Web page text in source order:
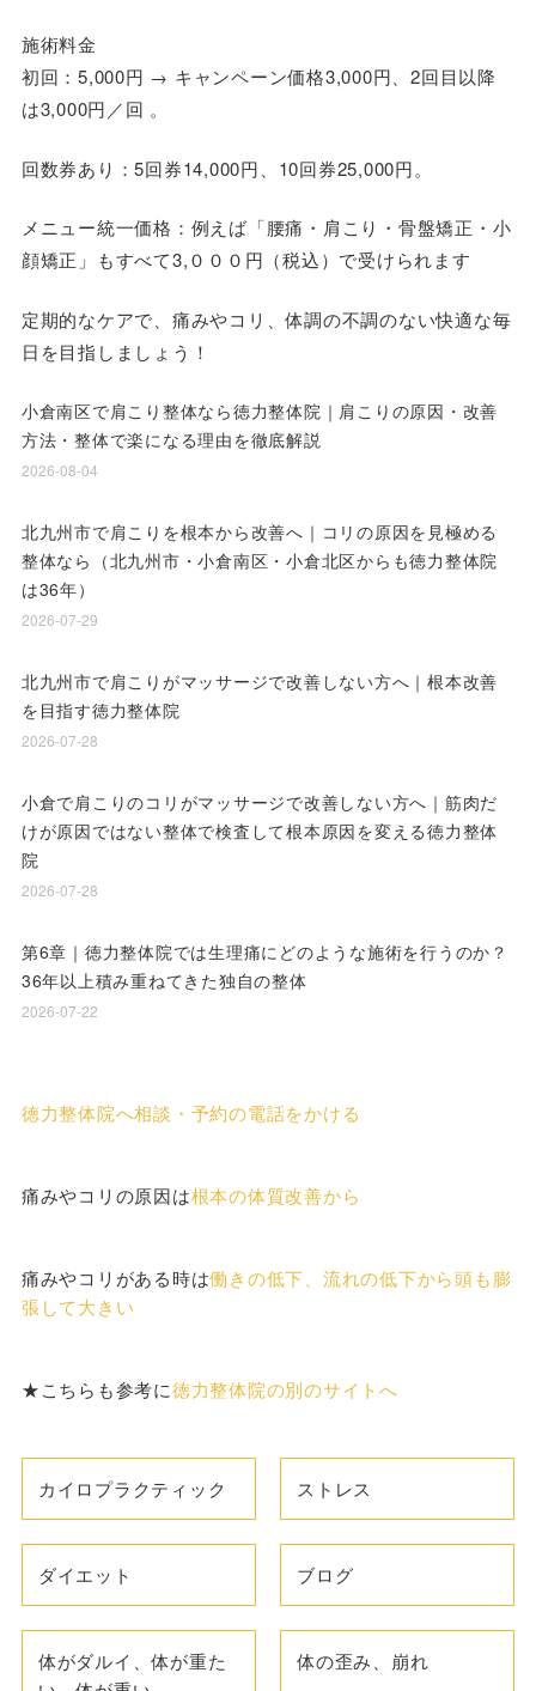
施術料金
初回：5,000円 → キャンペーン価格3,000円、2回目以降
は3,000円／回 。
回数券あり：5回券14,000円、10回券25,000円。
メニュー統一価格：例えば「腰痛・肩こり・骨盤矯正・小
顔矯正」もすべて3,０００円（税込）で受けられます
定期的なケアで、痛みやコリ、体調の不調のない快適な毎
日を目指しましょう！
小倉南区で肩こり整体なら徳力整体院｜肩こりの原因・改善
方法・整体で楽になる理由を徹底解説
2026-08-04
北九州市で肩こりを根本から改善へ｜コリの原因を見極める
整体なら（北九州市・小倉南区・小倉北区からも徳力整体院
は36年）
2026-07-29
北九州市で肩こりがマッサージで改善しない方へ｜根本改善
を目指す徳力整体院
2026-07-28
小倉で肩こりのコリがマッサージで改善しない方へ｜筋肉だ
けが原因ではない整体で検査して根本原因を変える徳力整体
院
2026-07-28
第6章｜徳力整体院では生理痛にどのような施術を行うのか？
36年以上積み重ねてきた独自の整体
2026-07-22
徳力整体院へ相談・予約の電話をかける
痛みやコリの原因は根本の体質改善から
痛みやコリがある時は働きの低下、流れの低下から頭も膨
張して大きい
★こちらも参考に徳力整体院の別のサイトへ
カイロプラクティック ストレス
ダイエット ブログ
体がダルイ、体が重た
体の歪み、崩れ